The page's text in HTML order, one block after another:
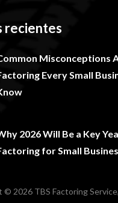
recientes
Misconceptions
Every Small
2026 Will Be a Key
for Small
2026 TBS Factoring Service,